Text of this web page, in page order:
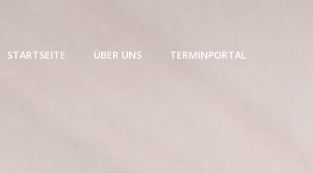
STARTSEITE ÜBER UNS TERMINPORTAL